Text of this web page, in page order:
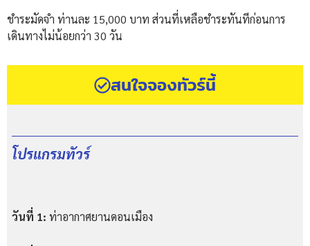
ชำระมัดจำ ท่านละ 15,000 บาท ส่วนที่เหลือชำระทันทีก่อนการ
เดินทางไม่น้อยกว่า 30 วัน
สนใจจองทัวร์นี้
โปรแกรมทัวร์
วันที่ 1: ท่าอากาศยานดอนเมือง